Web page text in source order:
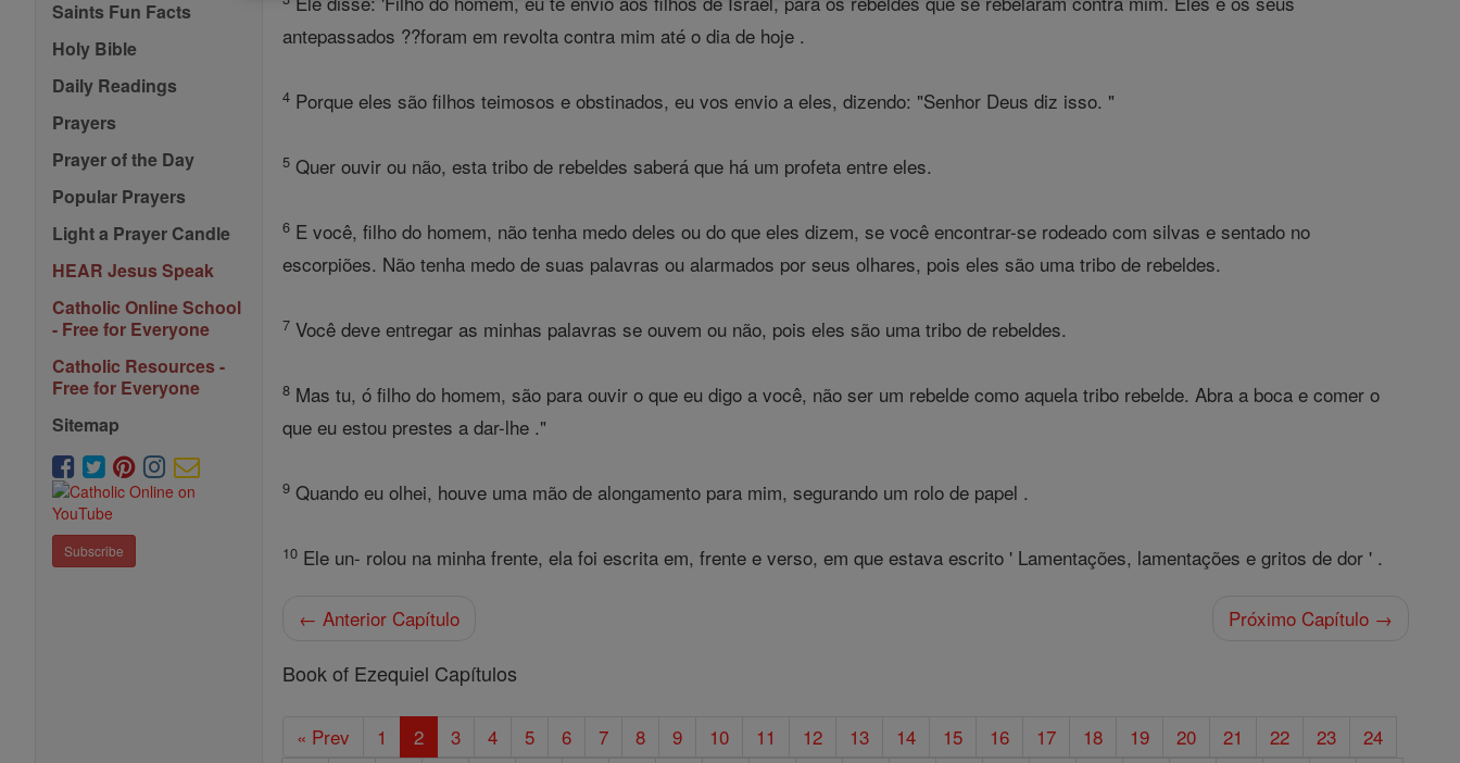
Saints Fun Facts
Holy Bible
Daily Readings
Prayers
Prayer of the Day
Popular Prayers
Light a Prayer Candle
HEAR Jesus Speak
Catholic Online School
- Free for Everyone
Catholic Resources -
Free for Everyone
Sitemap
Subscribe
antepassados ??foram em revolta contra mim até o dia de hoje .
4 Porque eles são filhos teimosos e obstinados, eu vos envio a eles, dizendo: "Senhor Deus diz isso. "
5 Quer ouvir ou não, esta tribo de rebeldes saberá que há um profeta entre eles.
6 E você, filho do homem, não tenha medo deles ou do que eles dizem, se você encontrar-se rodeado com silvas e sentado no
escorpiões. Não tenha medo de suas palavras ou alarmados por seus olhares, pois eles são uma tribo de rebeldes.
7 Você deve entregar as minhas palavras se ouvem ou não, pois eles são uma tribo de rebeldes.
8 Mas tu, ó filho do homem, são para ouvir o que eu digo a você, não ser um rebelde como aquela tribo rebelde. Abra a boca e comer o
que eu estou prestes a dar-lhe ."
9 Quando eu olhei, houve uma mão de alongamento para mim, segurando um rolo de papel .
10 Ele un- rolou na minha frente, ela foi escrita em, frente e verso, em que estava escrito ' Lamentações, lamentações e gritos de dor ' .
← Anterior Capítulo Próximo Capítulo →
Book of Ezequiel Capítulos
« Prev 1 2 3 4 5 6 7 8 9 10 11 12 13 14 15 16 17 18 19 20 21 22 23
24